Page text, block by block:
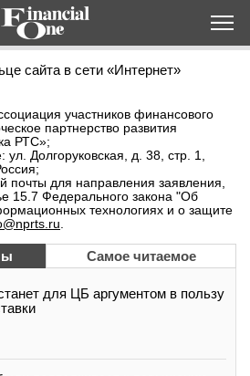
сайта в сети «Интернет»
участников финансового
партнерство развития
РТС»;
Долгоруковская, д. 38, стр. 1,
почты для направления заявления,
15.7 Федерального закона "Об
технологиях и о защите
Самое читаемое
для ЦБ аргументом в пользу